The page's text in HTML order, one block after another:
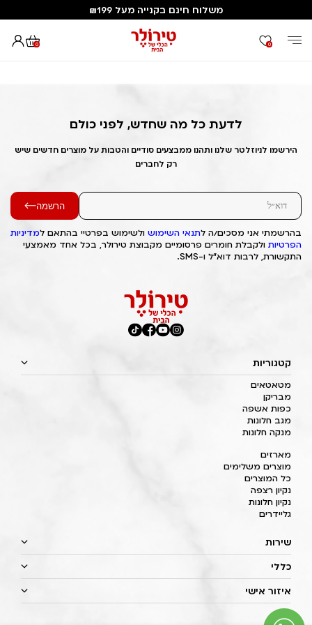
משלוח חינם בקנייה מעל ₪199
0 0
דף הבית Out of Stock Alert 2025/01/18 1737214695
לדעת כל מה שחדש, לפני כולם
הירשמו לניוזלטר שלנו ותהנו ממבצעים סודיים והטבות על מוצרים חדשים שיש
רק לחברים
הרשמה
בהרשמתי אני מסכים/ה לתנאי השימוש ולשימוש בפרטיי בהתאם למדיניות
הפרטיות ולקבלת חומרים פרסומיים מקבוצת טירולר, בכל אחד מאמצעי
התקשורת, לרבות דוא"ל ו-SMS.
קטגוריות
מטאטאים
מבריקן
כפות אשפה
מגב חלונות
מנקה חלונות
מארזים
מוצרים משלימים
כל המוצרים
נקיון רצפה
נקיון חלונות
גליידרים
שירות
כללי
איזור אישי